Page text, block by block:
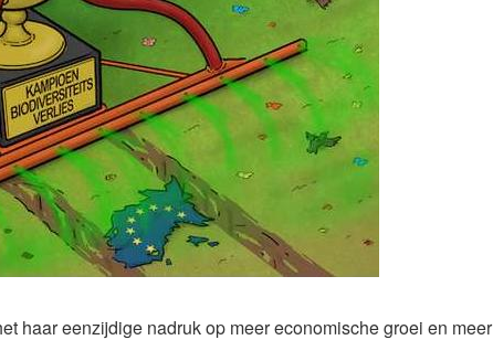
haar eenzijdige nadruk op meer economische groei en meer